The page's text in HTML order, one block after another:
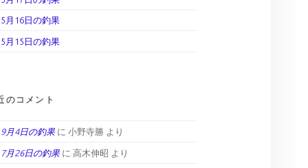
5月16日の釣果
5月15日の釣果
のコメント
9月4日の釣果に 小野寺勝 より
7月26日の釣果に 高木伸昭 より